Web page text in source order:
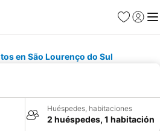
Favoritos
Iniciar
en São Lourenço do Sul
Huéspedes, habitaciones
2 huéspedes, 1 habitación